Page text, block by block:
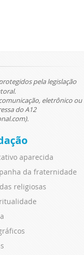
pela legislação
eletrônico ou
do A12
aparecida
da fraternidade
religiosas